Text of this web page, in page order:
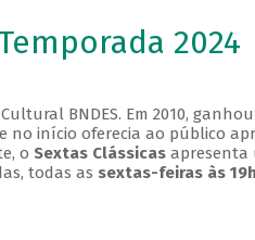
2024
BNDES. Em 2010,
no início oferecia ao público
o Sextas Clássicasapresenta
todas as sextas-feiras às 19h